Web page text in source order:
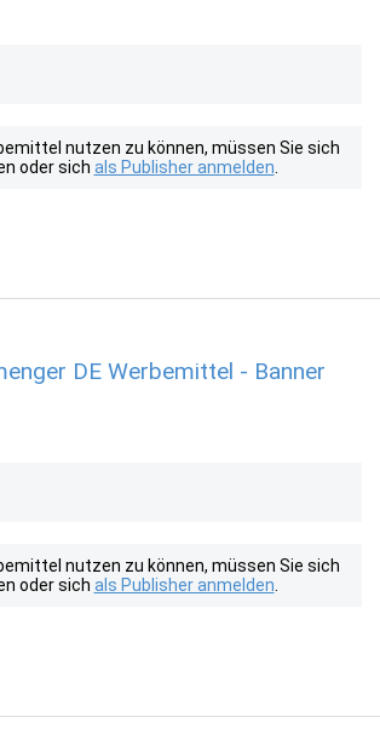
nutzen zu können, müssen Sie sich
oder sich als Publisher anmelden
DE Werbemittel - Banner
nutzen zu können, müssen Sie sich
oder sich als Publisher anmelden